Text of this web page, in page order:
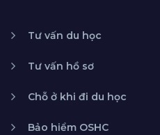
Tư vấn du học
Tư vấn hồ sơ
Chỗ ở khi đi du học
Bảo hiểm OSHC